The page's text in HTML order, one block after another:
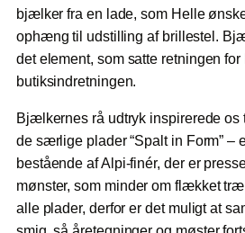
bjælker fra en lade, som Helle
ophæng til udstilling af brillestel.
det element, som satte retningen for
butiksindretningen.
Bjælkernes rå udtryk inspirerede os
de særlige plader “Spalt in Form” –
bestående af Alpi-finér, der er
mønster, som minder om flækket
alle plader, derfor er det muligt at